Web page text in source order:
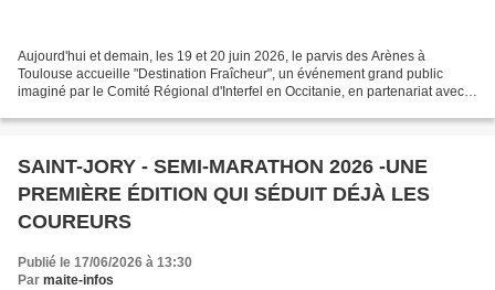
Aujourd'hui et demain, les 19 et 20 juin 2026, le parvis des Arènes à
Toulouse accueille "Destination Fraîcheur", un événement grand public
imaginé par le Comité Régional d'Interfel en Occitanie, en partenariat avec
SAINT-JORY - SEMI-MARATHON 2026 -UNE
PREMIÈRE ÉDITION QUI SÉDUIT DÉJÀ LES
COUREURS
Publié le 17/06/2026 à 13:30
Par maite-infos